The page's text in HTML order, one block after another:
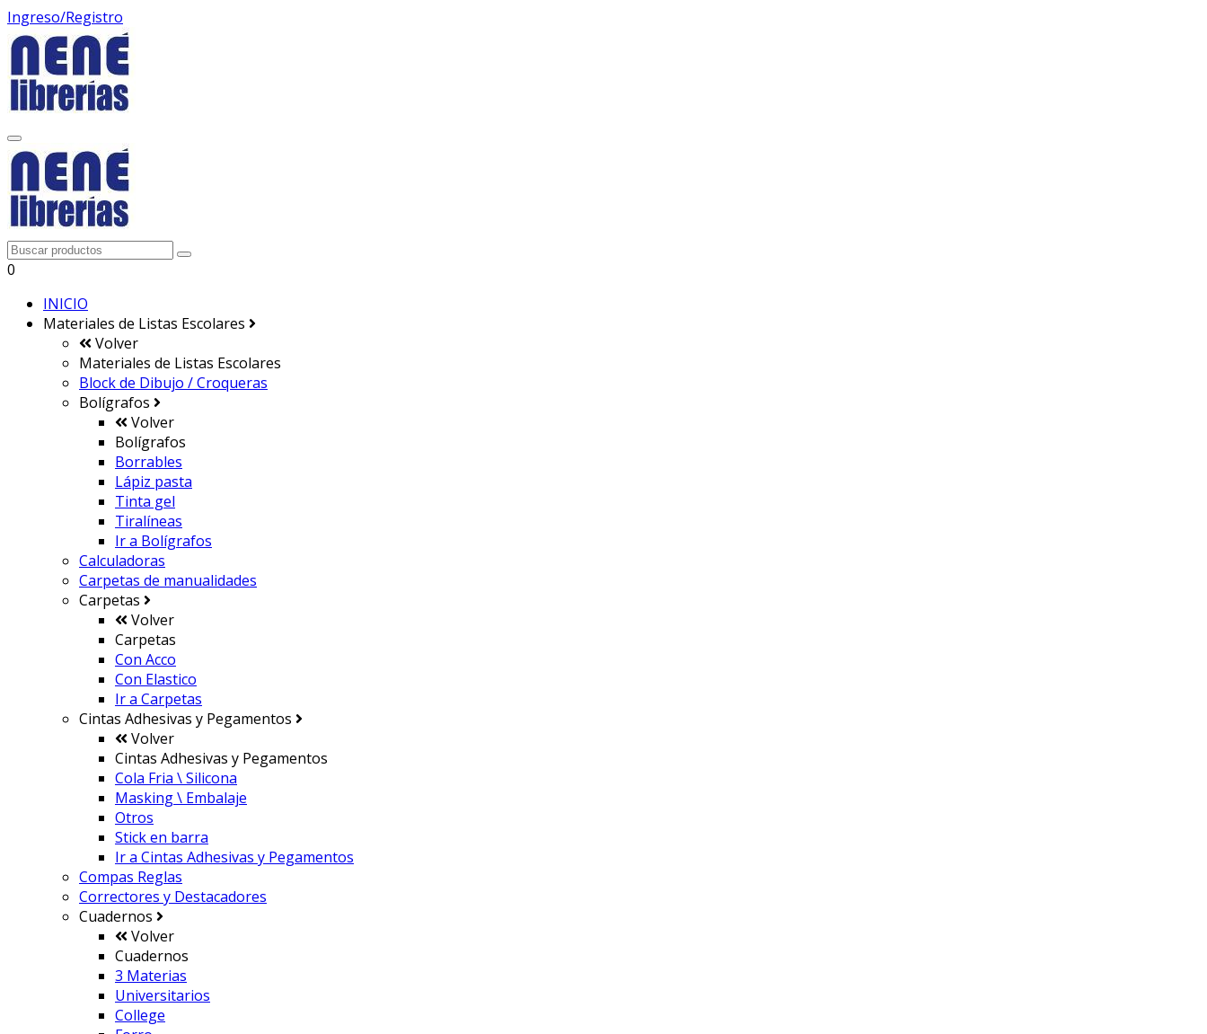
Ingreso/Registro
0
INICIO
Materiales de Listas Escolares
Volver
Materiales de Listas Escolares
Block de Dibujo / Croqueras
Bolígrafos
Volver
Bolígrafos
Borrables
Lápiz pasta
Tinta gel
Tiralíneas
Ir a Bolígrafos
Calculadoras
Carpetas de manualidades
Carpetas
Volver
Carpetas
Con Acco
Con Elastico
Ir a Carpetas
Cintas Adhesivas y Pegamentos
Volver
Cintas Adhesivas y Pegamentos
Cola Fria \ Silicona
Masking \ Embalaje
Otros
Stick en barra
Ir a Cintas Adhesivas y Pegamentos
Compas Reglas
Correctores y Destacadores
Cuadernos
Volver
Cuadernos
3 Materias
Universitarios
College